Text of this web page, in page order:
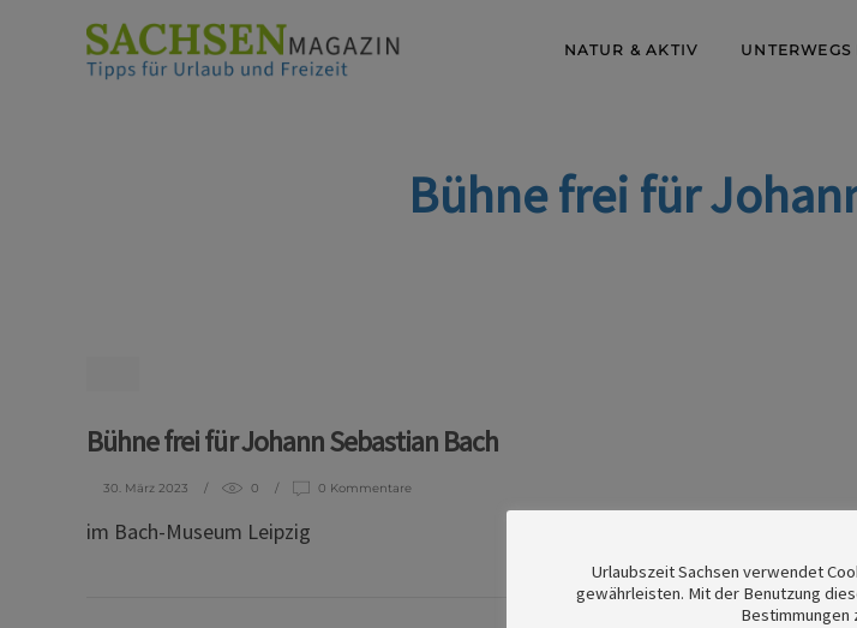
NATUR & AKTIV
Bühne frei für
Bühne frei für Johann Sebastian Bach
30. März 2023 0 0 Kommentare
im Bach-Museum Leipzig
Urlaubszeit Sachsen verwendet
gewährleisten. Mit der Benutzung
Bestimmungen